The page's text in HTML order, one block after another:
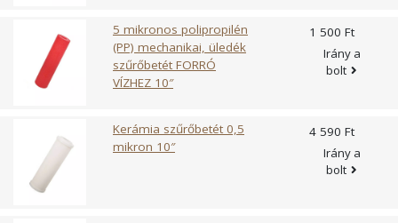
5 mikronos polipropilén
(PP) mechanikai, üledék
szűrőbetét FORRÓ
VÍZHEZ 10″
1 500 Ft
Irány a
bolt
Kerámia szűrőbetét 0,5
mikron 10″
4 590 Ft
Irány a
bolt